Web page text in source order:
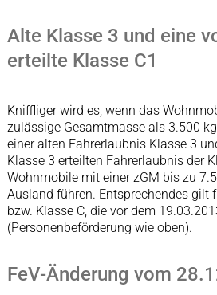
Alte Klasse 3 und eine
erteilte Klasse C1
Kniffliger wird es, wenn das
zulässige Gesamtmasse als 3.500
einer alten Fahrerlaubnis Klasse 3
Klasse 3 erteilten Fahrerlaubnis der
Wohnmobile mit einer zGM bis zu
Ausland führen. Entsprechendes gilt
bzw. Klasse C, die vor dem
(Personenbeförderung wie oben).
FeV-Änderung vom